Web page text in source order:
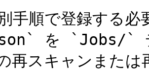
手順で登録する
を `Jobs/` デ
再スキャンまた